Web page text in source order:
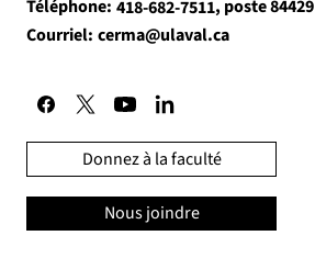
Téléphone: 418-682-7511
Courriel: cerma@ulaval.ca
, poste 84429
Donnez à la faculté
Nous joindre